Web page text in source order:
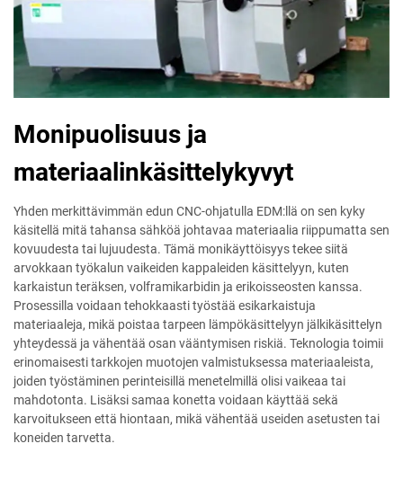
Monipuolisuus ja
materiaalinkäsittelykyvyt
Yhden merkittävimmän edun CNC-ohjatulla EDM:llä on sen kyky
käsitellä mitä tahansa sähköä johtavaa materiaalia riippumatta sen
kovuudesta tai lujuudesta. Tämä monikäyttöisyys tekee siitä
arvokkaan työkalun vaikeiden kappaleiden käsittelyyn, kuten
karkaistun teräksen, volframikarbidin ja erikoisseosten kanssa.
Prosessilla voidaan tehokkaasti työstää esikarkaistuja
materiaaleja, mikä poistaa tarpeen lämpökäsittelyyn jälkikäsittelyn
yhteydessä ja vähentää osan vääntymisen riskiä. Teknologia toimii
erinomaisesti tarkkojen muotojen valmistuksessa materiaaleista,
joiden työstäminen perinteisillä menetelmillä olisi vaikeaa tai
mahdotonta. Lisäksi samaa konetta voidaan käyttää sekä
karvoitukseen että hiontaan, mikä vähentää useiden asetusten tai
koneiden tarvetta.